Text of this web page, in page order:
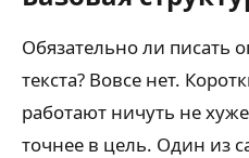
Обязательно ли писать
текста? Вовсе нет.
работают ничуть не
точнее в цель. Один из